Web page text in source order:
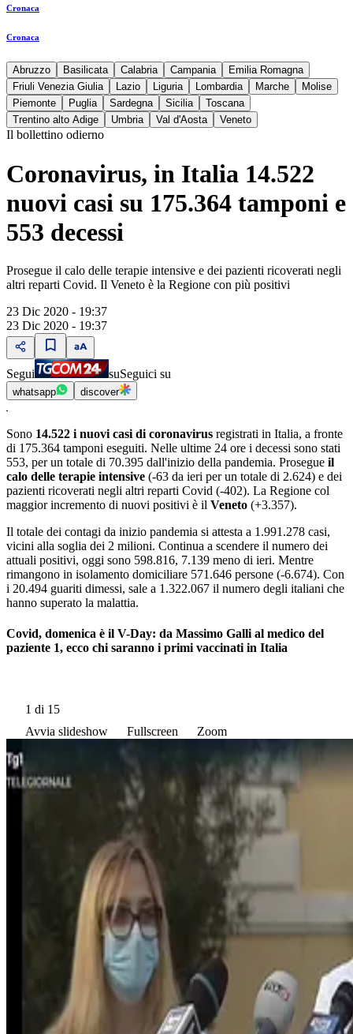
Cronaca
Cronaca
Abruzzo Basilicata Calabria Campania
Emilia Romagna
Friuli Venezia Giulia
Lazio Liguria Lombardia Marche
Molise
Piemonte
Puglia Sardegna Sicilia
Toscana
Trentino alto Adige
Umbria Val d'Aosta Veneto
Il bollettino odierno
Coronavirus, in Italia 14.522
nuovi casi su 175.364 tamponi e
553 decessi
Prosegue il calo delle terapie intensive e dei pazienti ricoverati negli
altri reparti Covid. Il Veneto è la Regione con più positivi
23 Dic 2020 - 19:37
23 Dic 2020 - 19:37
Segui suSeguici su
whatsapp discover
Sono 14.522 i nuovi casi di coronavirus registrati in Italia, a fronte
di 175.364 tamponi eseguiti. Nelle ultime 24 ore i decessi sono stati
553, per un totale di 70.395 dall'inizio della pandemia. Prosegue il
calo delle terapie intensive (-63 da ieri per un totale di 2.624) e dei
pazienti ricoverati negli altri reparti Covid (-402). La Regione col
maggior incremento di nuovi positivi è il Veneto (+3.357).
Il totale dei contagi da inizio pandemia si attesta a 1.991.278 casi,
vicini alla soglia dei 2 milioni. Continua a scendere il numero dei
attuali positivi, oggi sono 598.816, 7.139 meno di ieri. Mentre
rimangono in isolamento domiciliare 571.646 persone (-6.674). Con
i 20.494 guariti dimessi, sale a 1.322.067 il numero degli italiani che
hanno superato la malattia.
Covid, domenica è il V-Day: da Massimo Galli al medico del
paziente 1, ecco chi saranno i primi vaccinati in Italia
1 di 15
Avvia slideshow
Fullscreen Zoom